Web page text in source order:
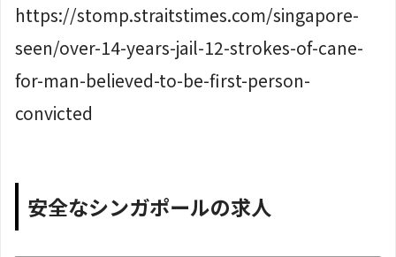
https://stomp.straitstimes.com/singapore-
seen/over-14-years-jail-12-strokes-of-cane-
for-man-believed-to-be-first-person-
convicted
安全なシンガポールの求人